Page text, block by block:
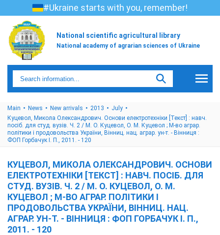
#Ukraine starts with you, remember!
National scientific agricultural library
National academy of agrarian sciences of Ukraine
Main News New arrivals 2013
July
Куцевол, Микола Олександрович. Основи електротехніки [Текст] : навч.
посіб. для студ. вузів. Ч. 2 / М. О. Куцевол, О. М. Куцевол ; М-во аграр.
політики і продовольства України, Вінниц. нац. аграр. ун-т. - Вінниця :
ФОП Горбачук І. П., 2011. - 120
КУЦЕВОЛ, МИКОЛА ОЛЕКСАНДРОВИЧ. ОСНОВИ
ЕЛЕКТРОТЕХНІКИ [ТЕКСТ] : НАВЧ. ПОСІБ. ДЛЯ
СТУД. ВУЗІВ. Ч. 2 / М. О. КУЦЕВОЛ, О. М.
КУЦЕВОЛ ; М-ВО АГРАР. ПОЛІТИКИ І
ПРОДОВОЛЬСТВА УКРАЇНИ, ВІННИЦ. НАЦ.
АГРАР. УН-Т. - ВІННИЦЯ : ФОП ГОРБАЧУК І. П.,
2011. - 120